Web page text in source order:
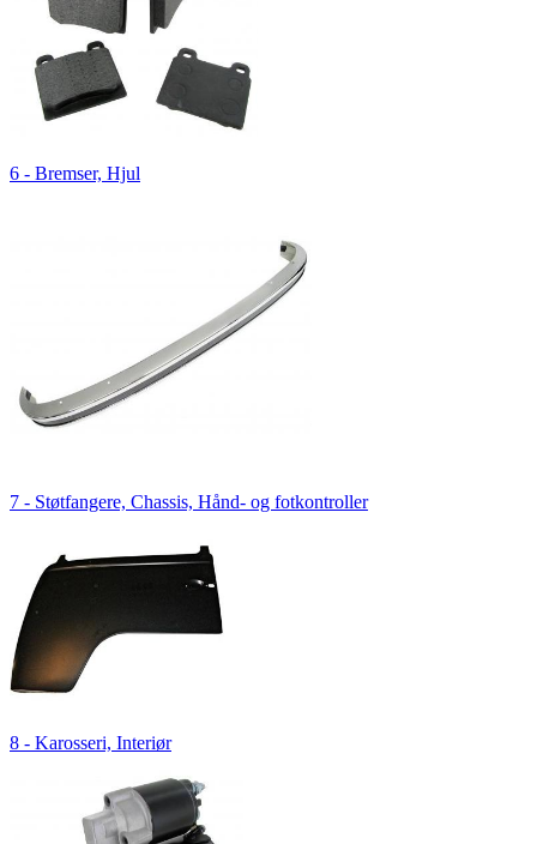
6 - Bremser, Hjul
7 - Støtfangere, Chassis, Hånd- og fotkontroller
8 - Karosseri, Interiør